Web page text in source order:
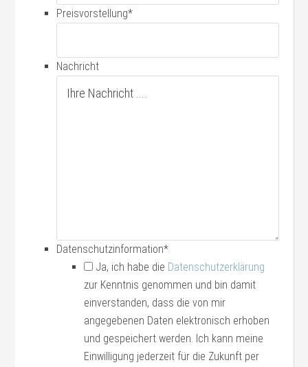
Preisvorstellung*
Nachricht
Datenschutzinformation*
Ja, ich habe die Datenschutzerklärung
zur Kenntnis genommen und bin damit
einverstanden, dass die von mir
angegebenen Daten elektronisch erhoben
und gespeichert werden. Ich kann meine
Einwilligung jederzeit für die Zukunft per